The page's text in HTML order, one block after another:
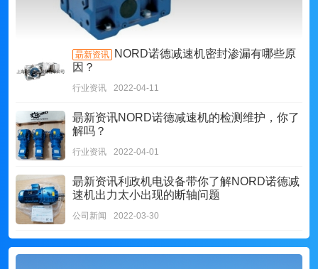
朂新资讯
NORD诺德减速机密封渗漏有哪些原
因？
行业资讯 2022-04-11
朂新资讯NORD诺德减速机的检测维护，你了
解吗？
行业资讯 2022-04-01
朂新资讯利政机电设备带你了解NORD诺德减
速机出力太小出现的断轴问题
公司新闻 2022-03-30